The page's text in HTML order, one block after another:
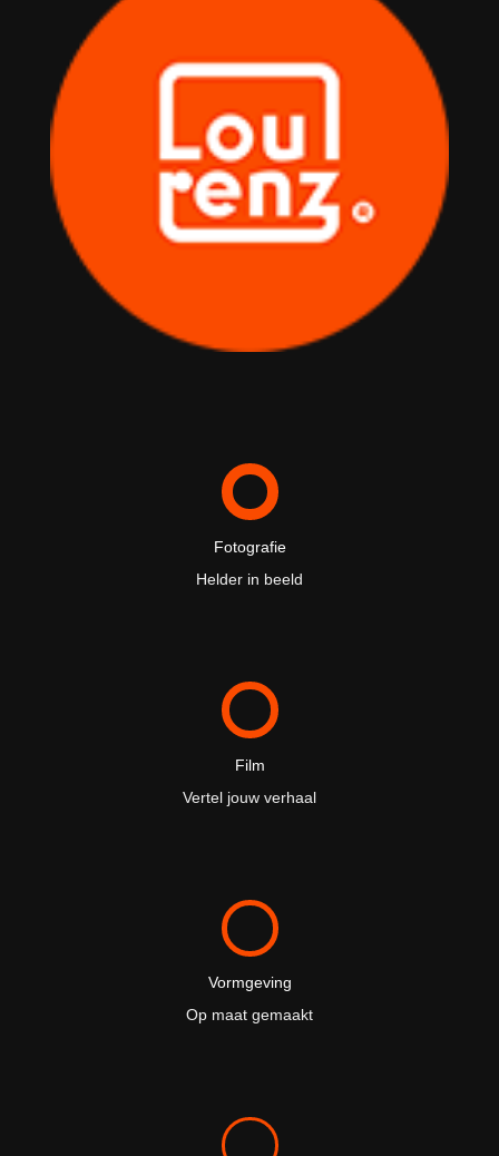
Fotografie
Helder in beeld
Film
Vertel jouw verhaal
Vormgeving
Op maat gemaakt